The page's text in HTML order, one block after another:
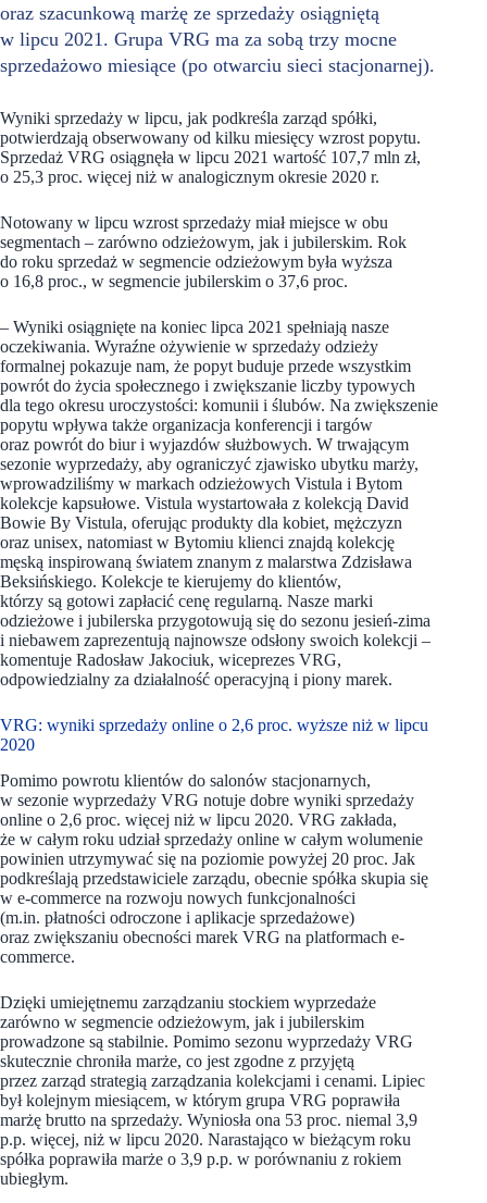
oraz szacunkową marżę ze sprzedaży osiągniętą
w lipcu 2021. Grupa VRG ma za sobą trzy mocne
sprzedażowo miesiące (po otwarciu sieci stacjonarnej).
Wyniki sprzedaży w lipcu, jak podkreśla zarząd spółki,
potwierdzają obserwowany od kilku miesięcy wzrost popytu.
Sprzedaż VRG osiągnęła w lipcu 2021 wartość 107,7 mln zł,
o 25,3 proc. więcej niż w analogicznym okresie 2020 r.
Notowany w lipcu wzrost sprzedaży miał miejsce w obu
segmentach – zarówno odzieżowym, jak i jubilerskim. Rok
do roku sprzedaż w segmencie odzieżowym była wyższa
o 16,8 proc., w segmencie jubilerskim o 37,6 proc.
– Wyniki osiągnięte na koniec lipca 2021 spełniają nasze
oczekiwania. Wyraźne ożywienie w sprzedaży odzieży
formalnej pokazuje nam, że popyt buduje przede wszystkim
powrót do życia społecznego i zwiększanie liczby typowych
dla tego okresu uroczystości: komunii i ślubów. Na zwiększenie
popytu wpływa także organizacja konferencji i targów
oraz powrót do biur i wyjazdów służbowych. W trwającym
sezonie wyprzedaży, aby ograniczyć zjawisko ubytku marży,
wprowadziliśmy w markach odzieżowych Vistula i Bytom
kolekcje kapsułowe. Vistula wystartowała z kolekcją David
Bowie By Vistula, oferując produkty dla kobiet, mężczyzn
oraz unisex, natomiast w Bytomiu klienci znajdą kolekcję
męską inspirowaną światem znanym z malarstwa Zdzisława
Beksińskiego. Kolekcje te kierujemy do klientów,
którzy są gotowi zapłacić cenę regularną. Nasze marki
odzieżowe i jubilerska przygotowują się do sezonu jesień-zima
i niebawem zaprezentują najnowsze odsłony swoich kolekcji –
komentuje Radosław Jakociuk, wiceprezes VRG,
odpowiedzialny za działalność operacyjną i piony marek.
VRG: wyniki sprzedaży online o 2,6 proc. wyższe niż w lipcu
2020
Pomimo powrotu klientów do salonów stacjonarnych,
w sezonie wyprzedaży VRG notuje dobre wyniki sprzedaży
online o 2,6 proc. więcej niż w lipcu 2020. VRG zakłada,
że w całym roku udział sprzedaży online w całym wolumenie
powinien utrzymywać się na poziomie powyżej 20 proc. Jak
podkreślają przedstawiciele zarządu, obecnie spółka skupia się
w e-commerce na rozwoju nowych funkcjonalności
(m.in. płatności odroczone i aplikacje sprzedażowe)
oraz zwiększaniu obecności marek VRG na platformach e-
commerce.
Dzięki umiejętnemu zarządzaniu stockiem wyprzedaże
zarówno w segmencie odzieżowym, jak i jubilerskim
prowadzone są stabilnie. Pomimo sezonu wyprzedaży VRG
skutecznie chroniła marże, co jest zgodne z przyjętą
przez zarząd strategią zarządzania kolekcjami i cenami. Lipiec
był kolejnym miesiącem, w którym grupa VRG poprawiła
marżę brutto na sprzedaży. Wyniosła ona 53 proc. niemal 3,9
p.p. więcej, niż w lipcu 2020. Narastająco w bieżącym roku
spółka poprawiła marże o 3,9 p.p. w porównaniu z rokiem
ubiegłym.